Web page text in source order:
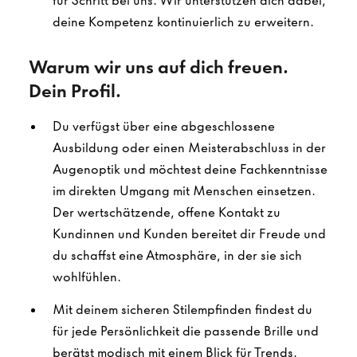
deine Kompetenz kontinuierlich zu erweitern.
Warum wir uns auf dich freuen.
Dein Profil.
Du verfügst über eine abgeschlossene
Ausbildung oder einen Meisterabschluss in der
Augenoptik und möchtest deine Fachkenntnisse
im direkten Umgang mit Menschen einsetzen.
Der wertschätzende, offene Kontakt zu
Kundinnen und Kunden bereitet dir Freude und
du schaffst eine Atmosphäre, in der sie sich
wohlfühlen.
Mit deinem sicheren Stilempfinden findest du
für jede Persönlichkeit die passende Brille und
berätst modisch mit einem Blick für Trends.